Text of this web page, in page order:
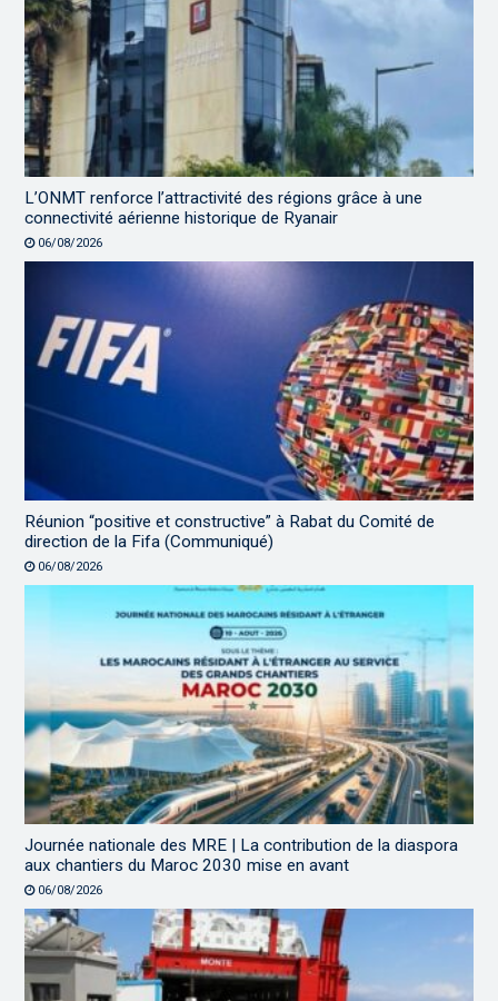
L’ONMT renforce l’attractivité des régions grâce à une
connectivité aérienne historique de Ryanair
06/08/2026
Réunion “positive et constructive” à Rabat du Comité de
direction de la Fifa (Communiqué)
06/08/2026
Journée nationale des MRE | La contribution de la diaspora
aux chantiers du Maroc 2030 mise en avant
06/08/2026